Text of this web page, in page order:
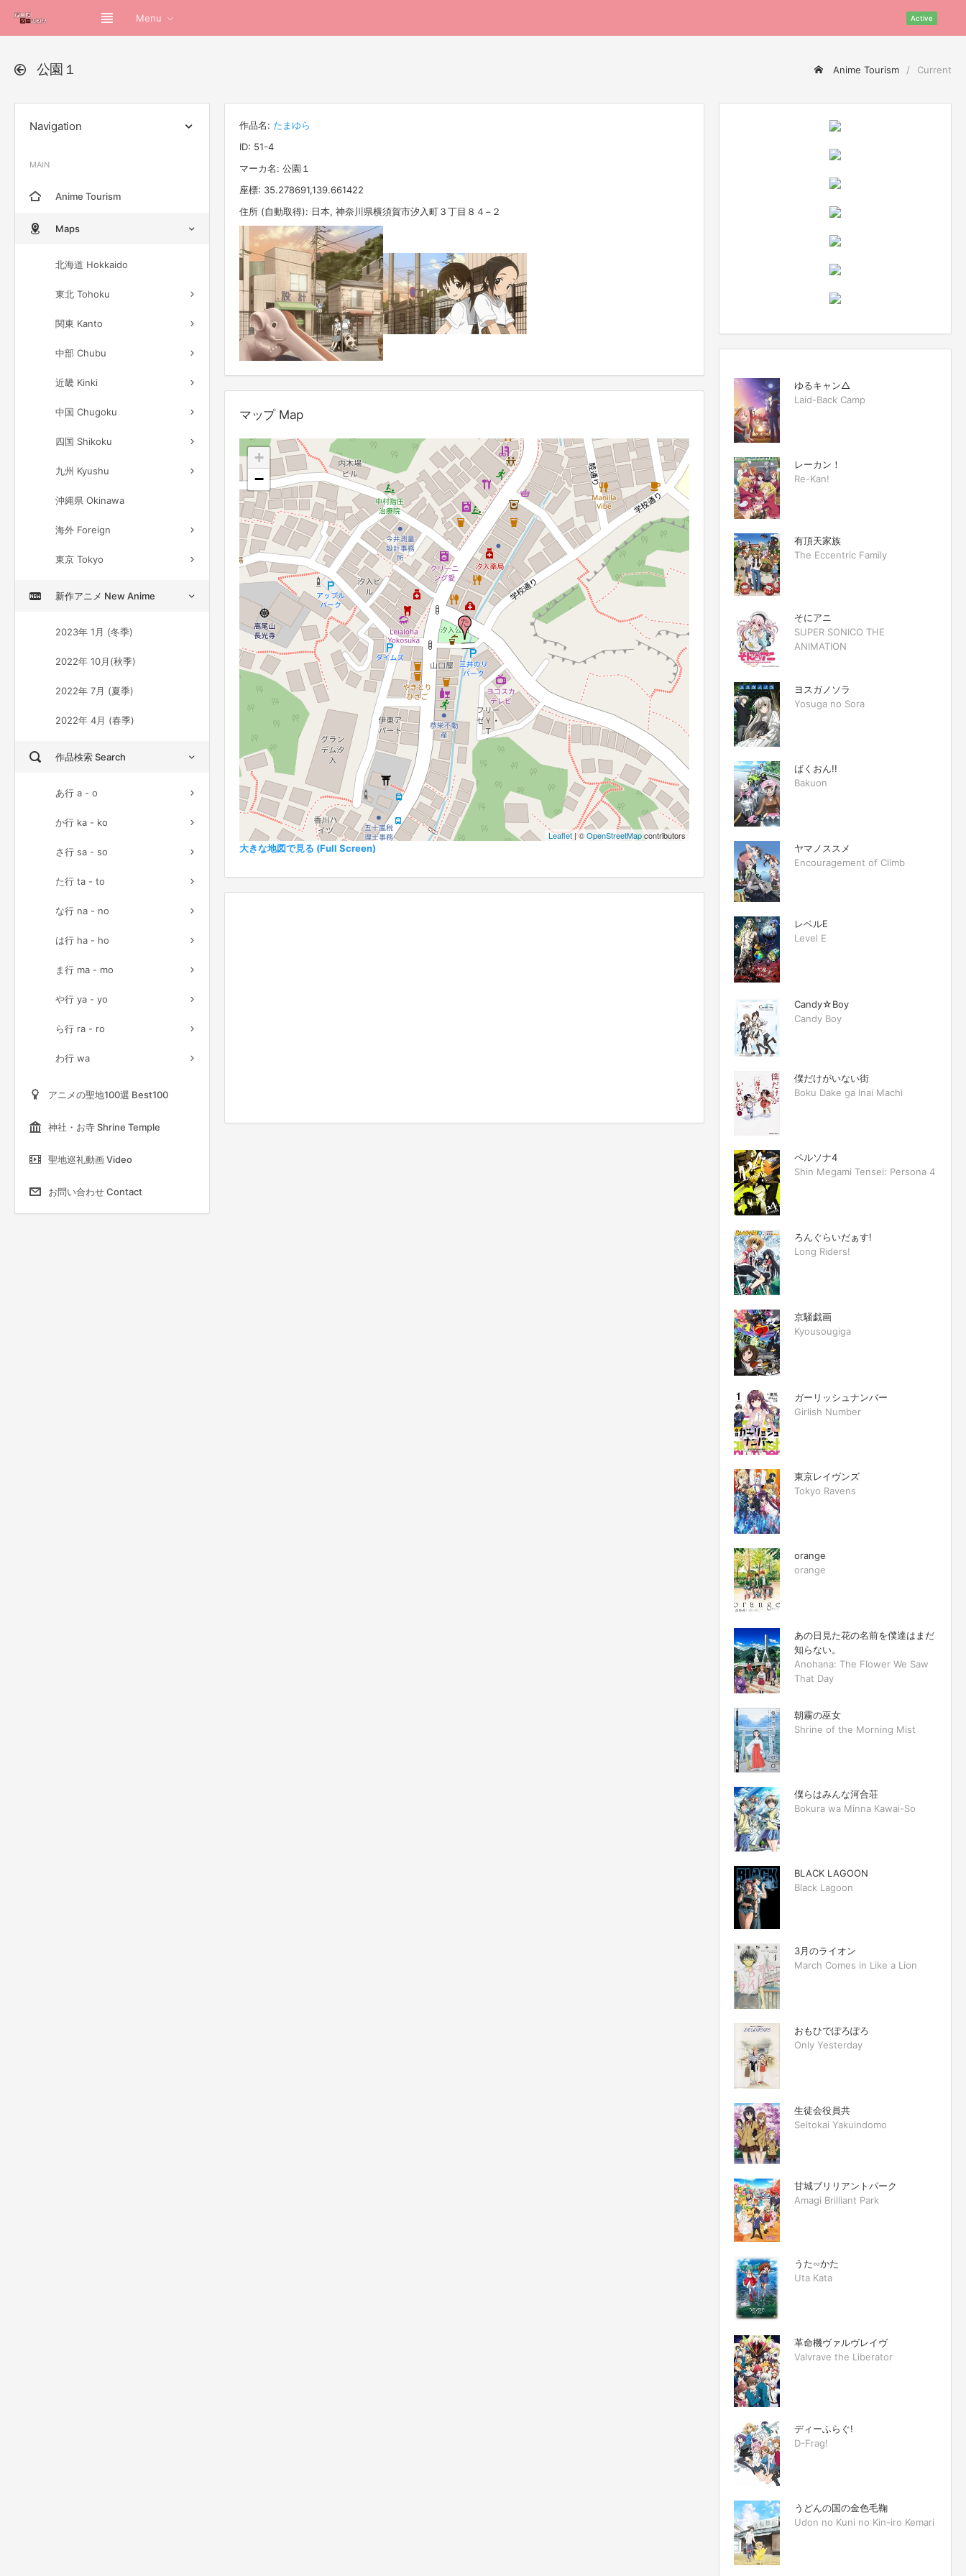
Menu Active
公園１ Anime Tourism Current
Navigation
MAIN
Anime Tourism
Maps
北海道 Hokkaido
東北 Tohoku
関東 Kanto
中部 Chubu
近畿 Kinki
中国 Chugoku
四国 Shikoku
九州 Kyushu
沖縄県 Okinawa
海外 Foreign
東京 Tokyo
新作アニメ New Anime
2023年 1月 (冬季)
2022年 10月(秋季)
2022年 7月 (夏季)
2022年 4月 (春季)
作品検索 Search
あ行 a - o
か行 ka - ko
さ行 sa - so
た行 ta - to
な行 na - no
は行 ha - ho
ま行 ma - mo
や行 ya - yo
ら行 ra - ro
わ行 wa
アニメの聖地100選 Best100
神社・お寺 Shrine Temple
聖地巡礼動画 Video
お問い合わせ Contact
作品名: たまゆら
ID: 51-4
マーカ名: 公園１
座標: 35.278691,139.661422
住所 (自動取得): 日本, 神奈川県横須賀市汐入町３丁目８４−２
マップ Map
+
−
Leaflet | ©OpenStreetMapcontributors
大きな地図で見る (Full Screen)
ゆるキャン△
Laid-Back Camp
レーカン！
Re-Kan!
有頂天家族
The Eccentric Family
そにアニ
SUPER SONICO THE
ANIMATION
ヨスガノソラ
Yosuga no Sora
ばくおん!!
Bakuon
ヤマノススメ
Encouragement of Climb
レベルE
Level E
Candy☆Boy
Candy Boy
僕だけがいない街
Boku Dake ga Inai Machi
ペルソナ4
Shin Megami Tensei: Persona 4
ろんぐらいだぁす!
Long Riders!
京騒戯画
Kyousougiga
ガーリッシュナンバー
Girlish Number
東京レイヴンズ
Tokyo Ravens
orange
orange
あの日見た花の名前を僕達はまだ
知らない。
Anohana: The Flower We Saw
That Day
朝霧の巫女
Shrine of the Morning Mist
僕らはみんな河合荘
Bokura wa Minna Kawai-So
BLACK LAGOON
Black Lagoon
3月のライオン
March Comes in Like a Lion
おもひでぽろぽろ
Only Yesterday
生徒会役員共
Seitokai Yakuindomo
甘城ブリリアントパーク
Amagi Brilliant Park
うた∽かた
Uta Kata
革命機ヴァルヴレイヴ
Valvrave the Liberator
ディーふらぐ!
D-Frag!
うどんの国の金色毛鞠
Udon no Kuni no Kin-iro Kemari